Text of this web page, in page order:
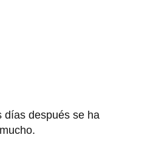
días después se ha